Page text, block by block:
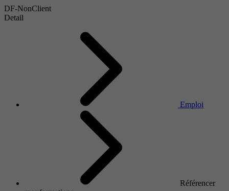
DF-NonClient
Detail
Emploi
Référencer